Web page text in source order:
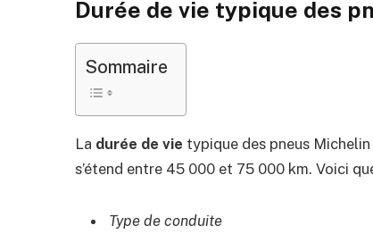
Durée de vie typique des
Sommaire
La durée de vie typique des pneus
s’étend entre 45 000 et 75 000 km. Voici
Type de conduite